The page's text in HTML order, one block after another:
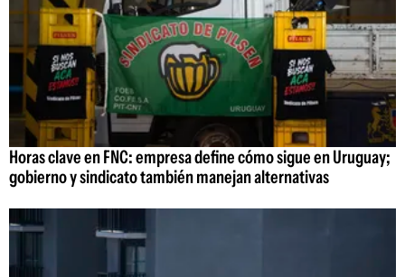
Horas clave en FNC: empresa define cómo sigue en Uruguay;
gobierno y sindicato también manejan alternativas